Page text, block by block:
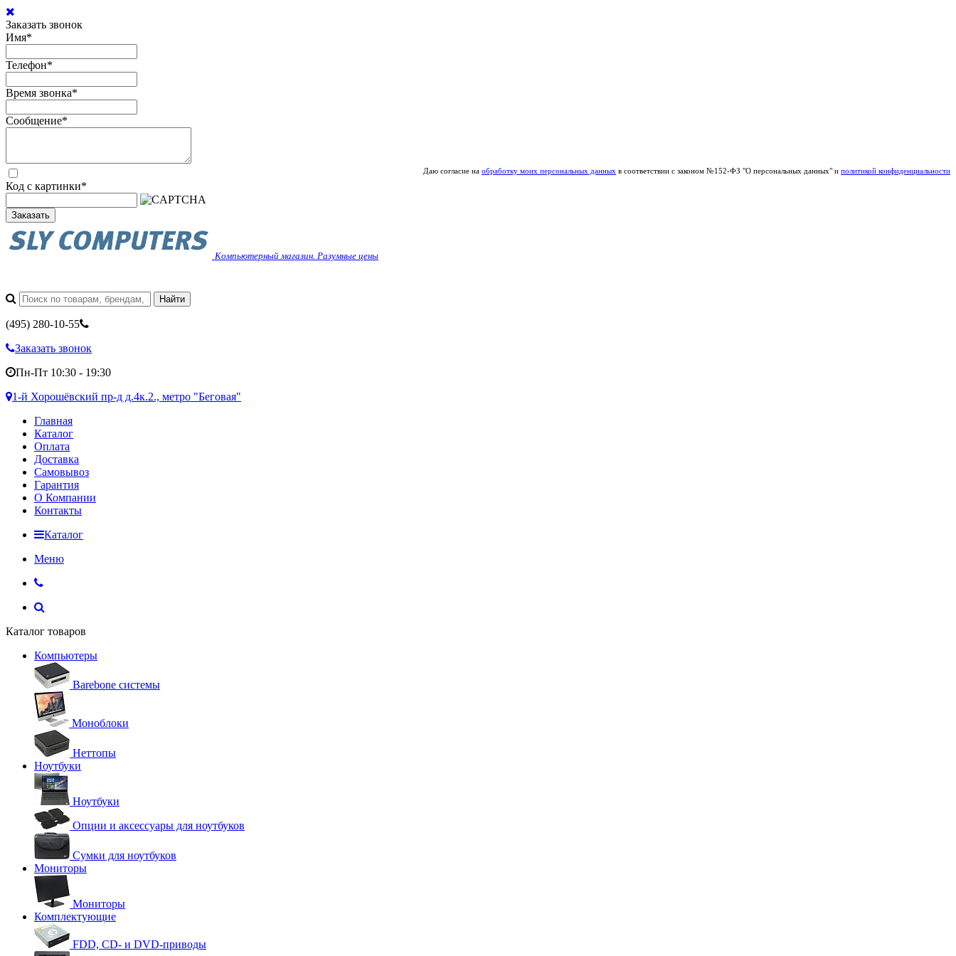
Заказать звонок
Имя*
Телефон*
Время звонка*
Сообщение*
Даю согласие на обработку моих персональных данных в соответствии с законом №152-ФЗ "О персональных данных" и политикой конфиденциальности
Код с картинки*
Заказать
Компьютерный магазин. Разумные цены
(495) 280-10-55
Заказать звонок
Пн-Пт 10:30 - 19:30
1-й Хорошёвский пр-д д.4к.2., метро "Беговая"
Главная
Каталог
Оплата
Доставка
Самовывоз
Гарантия
О Компании
Контакты
Каталог
Меню
Каталог товаров
Компьютеры
Barebone системы
Моноблоки
Неттопы
Ноутбуки
Ноутбуки
Опции и аксессуары для ноутбуков
Сумки для ноутбуков
Мониторы
Мониторы
Комплектующие
FDD, CD- и DVD-приводы